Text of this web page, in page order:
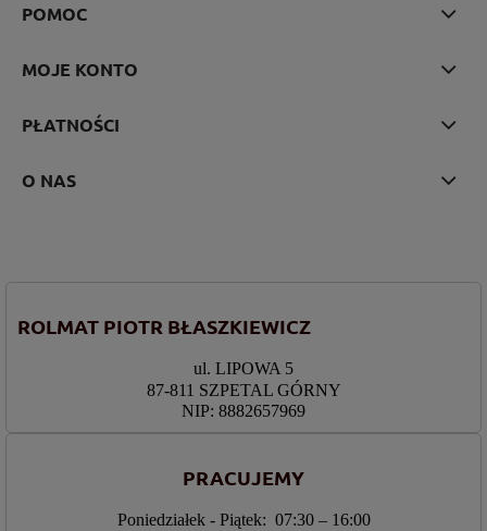
POMOC
MOJE KONTO
PŁATNOŚCI
O NAS
ROLMAT PIOTR BŁASZKIEWICZ
ul. LIPOWA 5
87-811 SZPETAL GÓRNY
NIP: 8882657969
PRACUJEMY
Poniedziałek - Piątek: 07:30 – 16:00